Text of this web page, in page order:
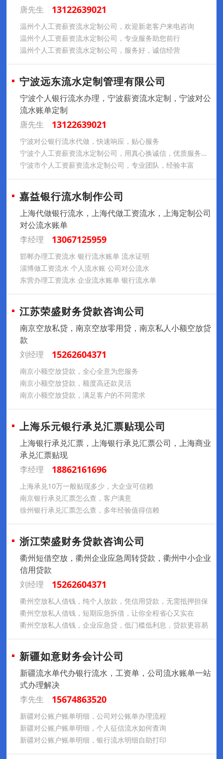
唐先生
13122639021
温州个人工资薪资流水定制公司，欢迎新老客户来电咨询
温州个人工资薪资流水定制公司，专业服务助您前行
温州个人工资薪资流水定制公司，服务好，诚信经营
宁波远东流水定制管理有限公司
宁波个人银行流水办理，宁波薪资流水定制，宁波对公
流水账单定制
唐先生
13122639021
宁波对公银行流水代做，快速响应，贴心服务
宁波个人工资薪资流水定制公司，用真心换诚信，优质服务请放心
宁波市个人工资薪资流水定制公司，专业团队，经验丰富
嘉益银行流水制作公司
上海代做银行流水，上海代做工资流水，上海定制公司
对公流水账单
李经理
13067125959
邯郸办理工资流水 银行流水账单 流水证明
淄博做工资流水 个人流水账 公司对公流水
东营办理工资流水 企业流水账单 银行流水单
江苏荣盛财务贷款咨询公司
南京空放私贷，南京空放零用贷，南京私人小额空放贷
款
刘经理
15262604371
南京小额空放贷款，全心全意为您服务
南京小额空放贷款，额度高还款灵活
南京小额空放贷款，满足客户的不同需求
上海乐元银行承兑汇票贴现公司
上海银行承兑汇票，上海银行承兑汇票公司，上海商业
承兑汇票贴现
李经理
18862161696
上海承兑10万一般贴现多少，大企业可信赖
南京银行承兑汇票怎么查，客户满意
徐州银行承兑汇票怎么查，多年经验值得信赖
浙江荣盛财务贷款咨询公司
衢州短借空放，衢州企业应急周转贷款，衢州中小企业
信用贷款
刘经理
15262604371
衢州空放私人借钱，纯个人放款，凭信用贷款，无需抵押担保
衢州空放私人借钱，短期应急拆借，让你全程省心又实在
衢州空放私人借钱，企业应急贷，低门槛低利息，贷款更容易
新疆如意财务会计公司
新疆流水单代办银行流水，工资单，公司流水账单一站
式办理解决
李先生
15674863520
新疆对公账户账单明细，公司对公账单办理流程
新疆对公账户账单明细，个人征信流水如何查询
新疆对公账户账单明细，银行流水明细自助打印